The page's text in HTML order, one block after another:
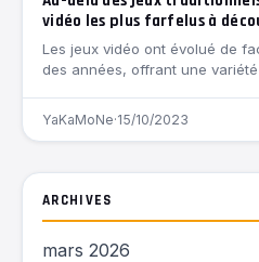
vidéo les plus farfelus à
Les jeux vidéo ont évolué de
des années, offrant une
YaKaMoNe·15/10/2023
ARCHIVES
mars 2026